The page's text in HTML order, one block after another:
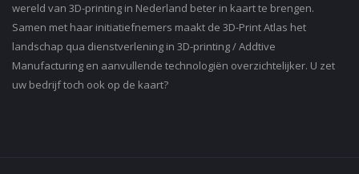
wereld van 3D-printing in Nederland beter in kaart te brengen.
Samen met haar initiatiefnemers maakt de 3D-Print Atlas het
landschap qua dienstverlening in 3D-printing / Addtive
Manufacturing en aanvullende technologiën overzichtelijker. U zet
uw bedrijf toch ook op de kaart?